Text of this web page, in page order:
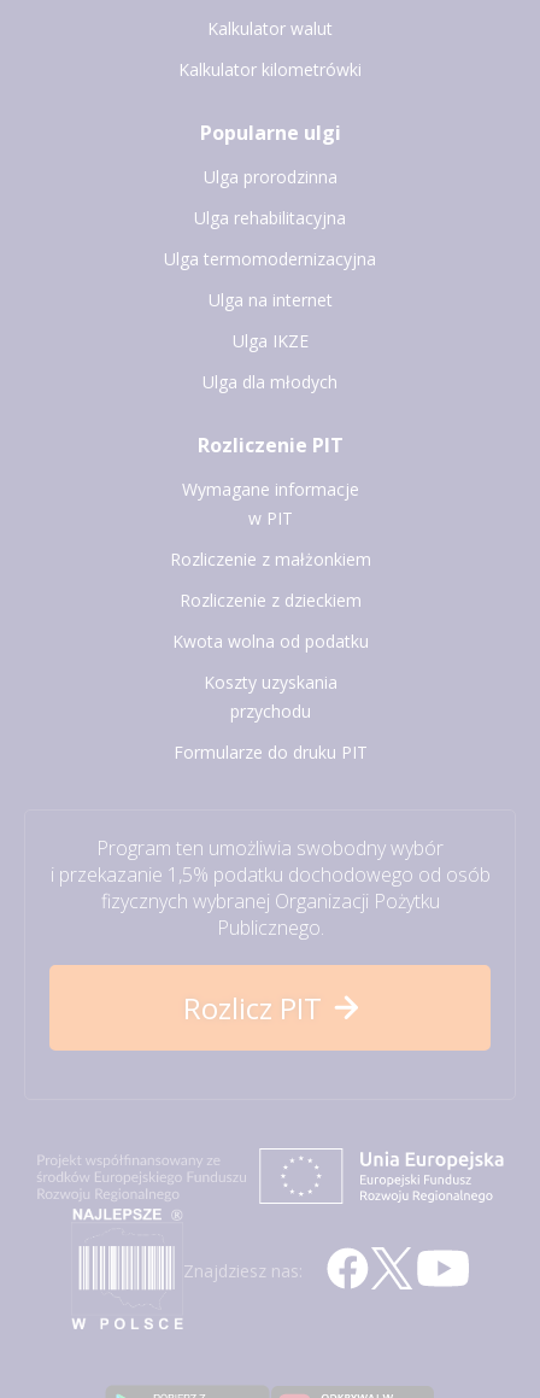
Kalkulator walut
Kalkulator kilometrówki
Popularne ulgi
Ulga prorodzinna
Ulga rehabilitacyjna
Ulga termomodernizacyjna
Ulga na internet
Ulga IKZE
Ulga dla młodych
Rozliczenie PIT
Wymagane informacje
w PIT
Rozliczenie z małżonkiem
Rozliczenie z dzieckiem
Kwota wolna od podatku
Koszty uzyskania
przychodu
Formularze do druku PIT
Program ten umożliwia swobodny wybór
i przekazanie 1,5% podatku dochodowego od osób
fizycznych wybranej Organizacji Pożytku
Publicznego.
Rozlicz PIT
Znajdziesz nas: